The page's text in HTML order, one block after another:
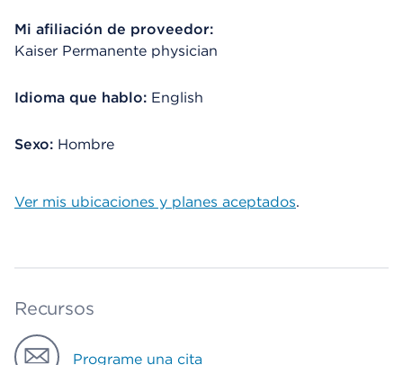
Mi afiliación de proveedor:
Kaiser Permanente physician
Idioma que hablo: English
Sexo: Hombre
Ver mis ubicaciones y planes aceptados.
Recursos
Programe una cita